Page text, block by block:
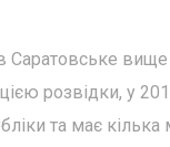
Саратовське
розвідки, у
та має